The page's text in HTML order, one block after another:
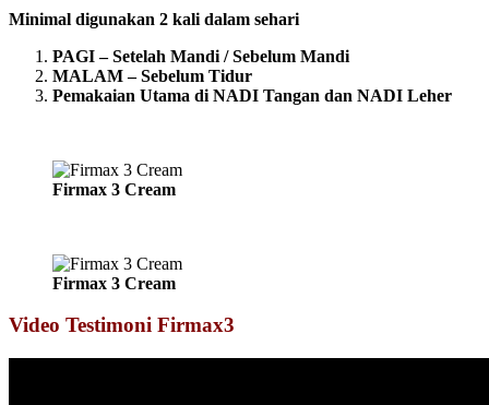
Minimal digunakan 2 kali dalam sehari
PAGI – Setelah Mandi / Sebelum Mandi
MALAM – Sebelum Tidur
Pemakaian Utama di NADI Tangan dan NADI Leher
Firmax 3 Cream
Firmax 3 Cream
Video Testimoni Firmax3